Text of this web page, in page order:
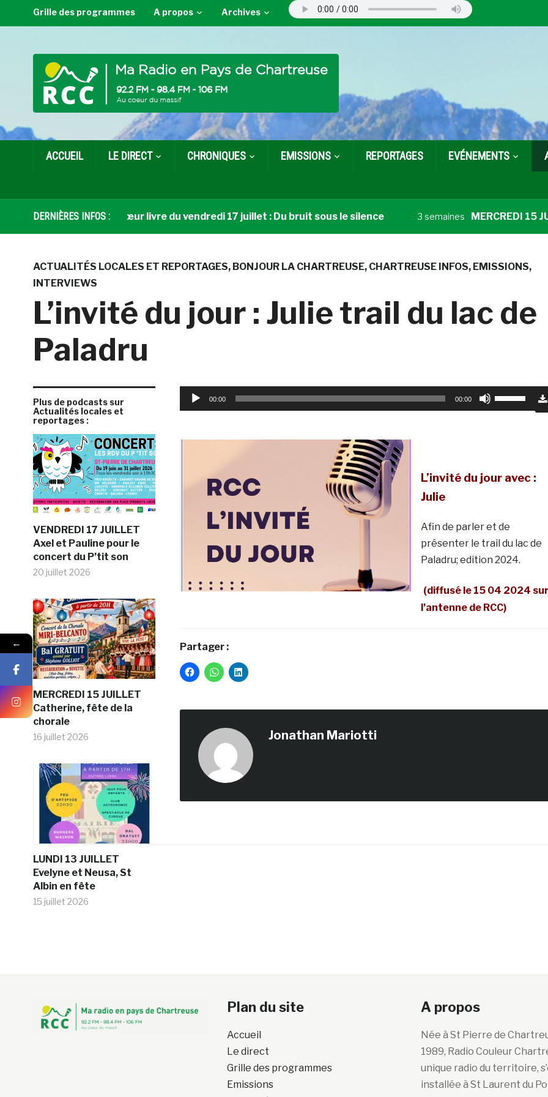
Grille des programmes A propos Archives
ACCUEIL LE DIRECT CHRONIQUES EMISSIONS REPORTAGES EVÉNEMENTS
DERNIÈRES INFOS :
Coup de cœur livre du vendredi 17 juillet : Du bruit sous le silence 3 semaines MERCREDI 15
ACTUALITÉS LOCALES ET REPORTAGES, BONJOUR LA CHARTREUSE, CHARTREUSE INFOS, EMISSIONS,
INTERVIEWS
L’invité du jour : Julie trail du lac de
Paladru
Plus de podcasts sur
Actualités locales et
reportages :
VENDREDI 17 JUILLET
Axel et Pauline pour le
concert du P’tit son
20 juillet 2026
MERCREDI 15 JUILLET
Catherine, fête de la
chorale
16 juillet 2026
LUNDI 13 JUILLET
Evelyne et Neusa, St
Albin en fête
15 juillet 2026
Lecteur
audio
00:00 00:00
Utilisez
les
augmenter
le
volume.
L’invité du jour avec :
Julie
Afin de parler et de
présenter le trail du lac de
Paladru; edition 2024.
(diffusé le 15 04 2024 sur
l’antenne de RCC)
Partager :
Jonathan Mariotti
Plan du site
Accueil
Le direct
Grille des programmes
Emissions
A propos
Née à St Pierre de
1989, Radio Couleur
unique radio du territoire,
installée à St Laurent du
←